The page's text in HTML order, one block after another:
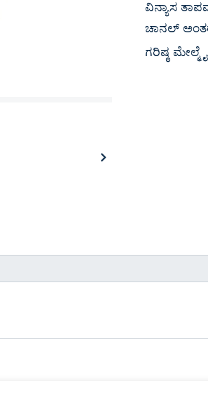
ವಿನ್ಯಾಸ
ಚಾನಲ್
ಗರಿಷ್ಠ